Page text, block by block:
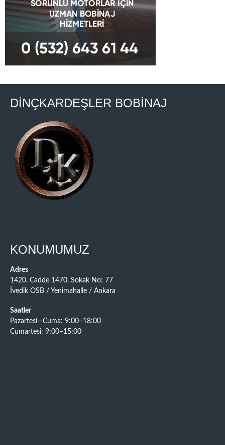
DİNÇKARDEŞLER BOBİNAJ
KONUMUMUZ
Adres
1420. Cadde 1470. Sokak No: 77
İvedik OSB / Yenimahalle / Ankara
Saatler
Pazartesi—Cuma: 9:00–18:00
Cumartesi: 9:00–15:00